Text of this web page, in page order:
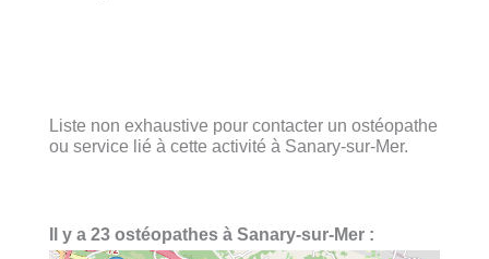
Liste non exhaustive pour contacter un ostéopathe
ou service lié à cette activité à Sanary-sur-Mer.
Il y a 23 ostéopathes à Sanary-sur-Mer :